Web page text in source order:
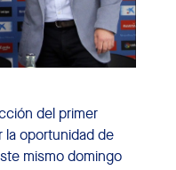
del primer
la oportunidad de
mismo domingo